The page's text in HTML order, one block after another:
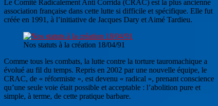
Le Comité Radicalement Anti Corrida (CRAC) est la plus ancienne
association française dans cette lutte si difficile et spécifique. Elle fut
créée en 1991, à l’initiative de Jacques Dary et Aimé Tardieu.
Nos statuts à la création 18/04/91
Comme tous les combats, la lutte contre la torture tauromachique a
évolué au fil du temps. Repris en 2002 par une nouvelle équipe, le
CRAC, de « réformiste », est devenu « radical », prenant conscience
qu’une seule voie était possible et acceptable : l’abolition pure et
simple, à terme, de cette pratique barbare.